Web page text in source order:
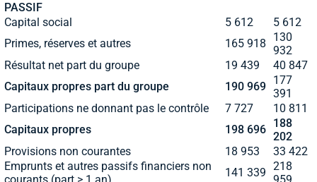
PASSIF
Capital social
5 612
5 612
Primes, réserves et autres
165 918
130
932
Résultat net part du groupe
19 439
40 847
Capitaux propres part du groupe
190 969 177
391
Participations ne donnant pas le contrôle
7 727
10 811
Capitaux propres
198 696 188
202
Provisions non courantes
18 953
33 422
Emprunts et autres passifs financiers non
141 339 218